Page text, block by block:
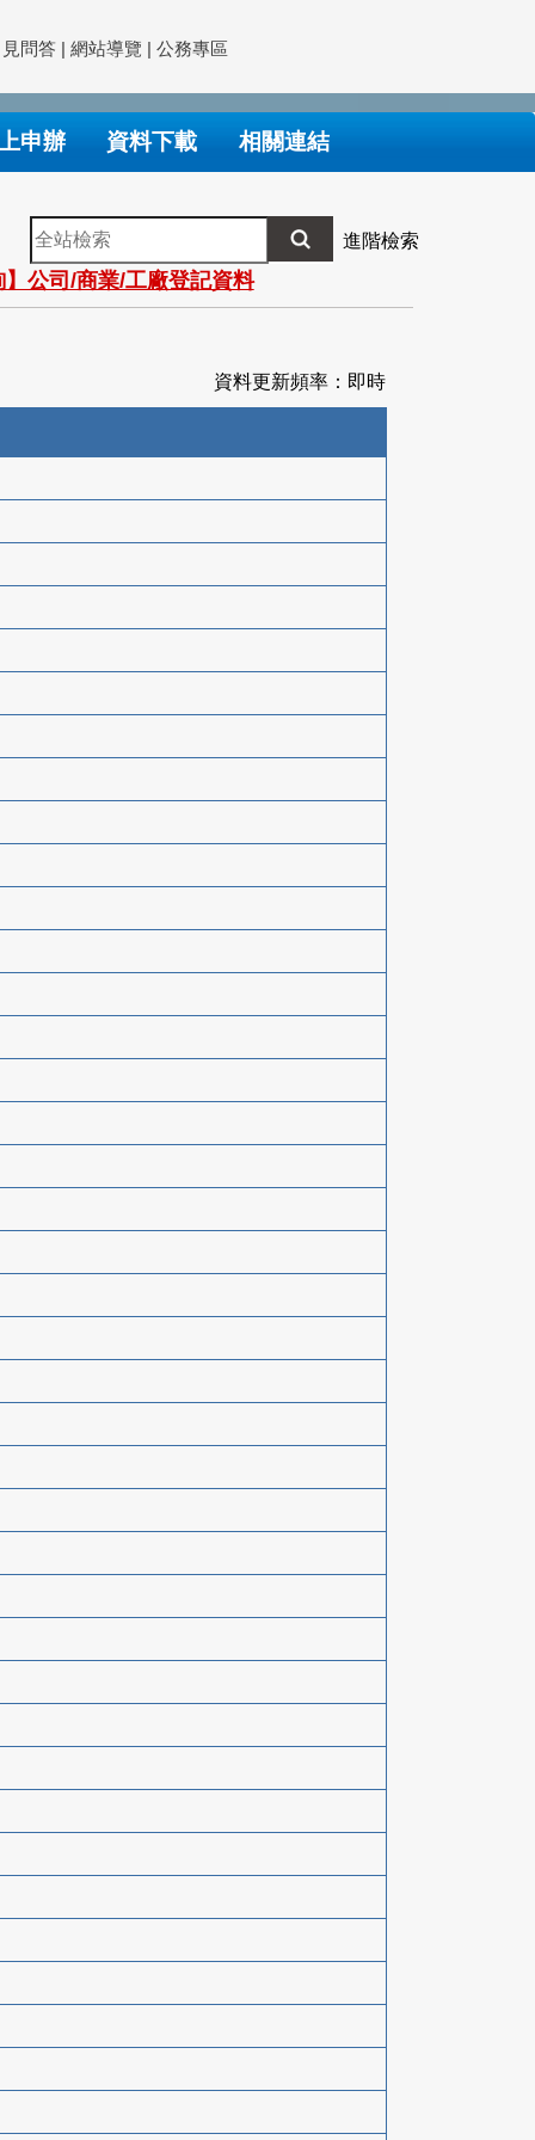
問答 | 網站導覽 | 公務專區
申辦 資料下載 相關連結
全
站
檢
索
進階檢索
公司/商業/工廠登記資料
資料更新頻率：即時